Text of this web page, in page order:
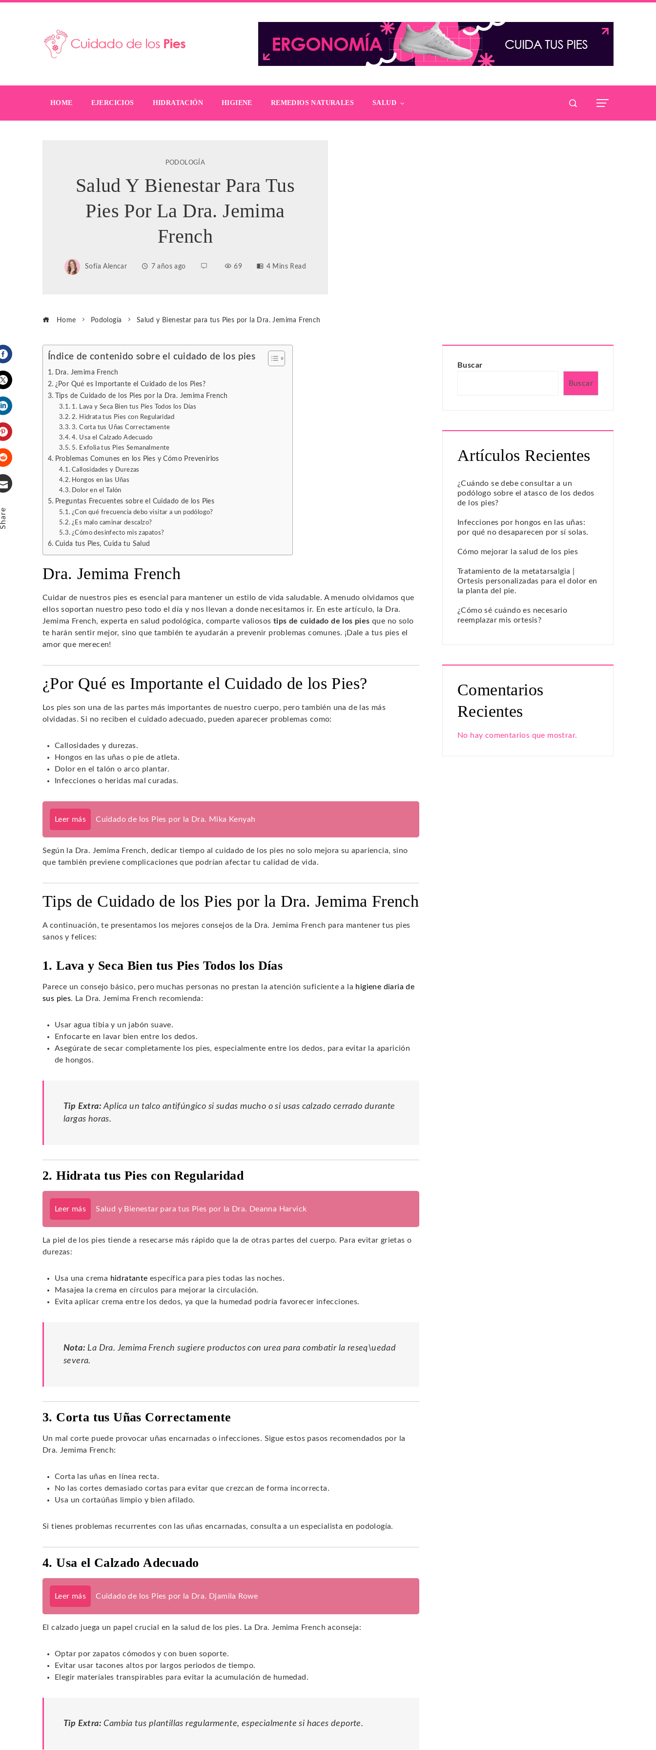
HOME EJERCICIOS HIDRATACIÓN HIGIENE REMEDIOS NATURALES SALUD
PODOLOGÍA
Salud Y Bienestar Para Tus
Pies Por La Dra. Jemima
French
Sofía Alencar 7 años ago 69 4 Mins Read
Home Podología Salud y Bienestar para tus Pies por la Dra. Jemima French
Facebook
Twitter
LinkedIn
Pinterest
Stumbleupon
Índice de contenido sobre el cuidado de los pies
Dra. Jemima French
¿Por Qué es Importante el Cuidado de los Pies?
Tips de Cuidado de los Pies por la Dra. Jemima French
1. Lava y Seca Bien tus Pies Todos los Días
2. Hidrata tus Pies con Regularidad
3. Corta tus Uñas Correctamente
4. Usa el Calzado Adecuado
5. Exfolia tus Pies Semanalmente
Problemas Comunes en los Pies y Cómo Prevenirlos
Callosidades y Durezas
Hongos en las Uñas
Dolor en el Talón
Preguntas Frecuentes sobre el Cuidado de los Pies
¿Con qué frecuencia debo visitar a un podólogo?
¿Es malo caminar descalzo?
¿Cómo desinfecto mis zapatos?
Cuida tus Pies, Cuida tu Salud
Dra. Jemima French
Cuidar de nuestros pies es esencial para mantener un estilo de vida saludable. A menudo olvidamos que
ellos soportan nuestro peso todo el día y nos llevan a donde necesitamos ir. En este artículo, la Dra.
Jemima French, experta en salud podológica, comparte valiosos tips de cuidado de los pies que no solo
te harán sentir mejor, sino que también te ayudarán a prevenir problemas comunes. ¡Dale a tus pies el
amor que merecen!
¿Por Qué es Importante el Cuidado de los Pies?
Los pies son una de las partes más importantes de nuestro cuerpo, pero también una de las más
olvidadas. Si no reciben el cuidado adecuado, pueden aparecer problemas como:
Callosidades y durezas.
Hongos en las uñas o pie de atleta.
Dolor en el talón o arco plantar.
Infecciones o heridas mal curadas.
Leer más Cuidado de los Pies por la Dra. Mika Kenyah
Según la Dra. Jemima French, dedicar tiempo al cuidado de los pies no solo mejora su apariencia, sino
que también previene complicaciones que podrían afectar tu calidad de vida.
Tips de Cuidado de los Pies por la Dra. Jemima French
A continuación, te presentamos los mejores consejos de la Dra. Jemima French para mantener tus pies
sanos y felices:
1. Lava y Seca Bien tus Pies Todos los Días
Parece un consejo básico, pero muchas personas no prestan la atención suficiente a la higiene diaria de
sus pies. La Dra. Jemima French recomienda:
Usar agua tibia y un jabón suave.
Enfocarte en lavar bien entre los dedos.
Asegúrate de secar completamente los pies, especialmente entre los dedos, para evitar la aparición
de hongos.
Tip Extra: Aplica un talco antifúngico si sudas mucho o si usas calzado cerrado durante
largas horas.
2. Hidrata tus Pies con Regularidad
Leer más Salud y Bienestar para tus Pies por la Dra. Deanna Harvick
La piel de los pies tiende a resecarse más rápido que la de otras partes del cuerpo. Para evitar grietas o
durezas:
Usa una crema hidratante específica para pies todas las noches.
Masajea la crema en círculos para mejorar la circulación.
Evita aplicar crema entre los dedos, ya que la humedad podría favorecer infecciones.
Nota: La Dra. Jemima French sugiere productos con urea para combatir la reseq\uedad
severa.
3. Corta tus Uñas Correctamente
Un mal corte puede provocar uñas encarnadas o infecciones. Sigue estos pasos recomendados por la
Dra. Jemima French:
Corta las uñas en línea recta.
No las cortes demasiado cortas para evitar que crezcan de forma incorrecta.
Usa un cortaúñas limpio y bien afilado.
Si tienes problemas recurrentes con las uñas encarnadas, consulta a un especialista en podología.
4. Usa el Calzado Adecuado
Leer más Cuidado de los Pies por la Dra. Djamila Rowe
El calzado juega un papel crucial en la salud de los pies. La Dra. Jemima French aconseja:
Optar por zapatos cómodos y con buen soporte.
Evitar usar tacones altos por largos periodos de tiempo.
Elegir materiales transpirables para evitar la acumulación de humedad.
Tip Extra: Cambia tus plantillas regularmente, especialmente si haces deporte.
Buscar
Buscar
Artículos Recientes
¿Cuándo se debe consultar a un
podólogo sobre el atasco de los dedos
de los pies?
Infecciones por hongos en las uñas:
por qué no desaparecen por sí solas.
Cómo mejorar la salud de los pies
Tratamiento de la metatarsalgia |
Ortesis personalizadas para el dolor en
la planta del pie.
¿Cómo sé cuándo es necesario
reemplazar mis ortesis?
Comentarios
Recientes
No hay comentarios que mostrar.